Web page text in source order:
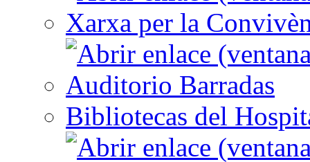
Xarxa per la
Auditorio Barradas
Bibliotecas del